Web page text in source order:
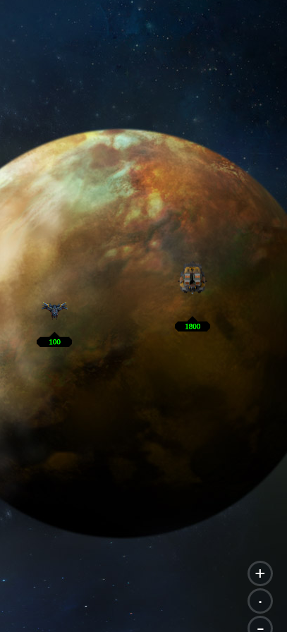
+
.
-